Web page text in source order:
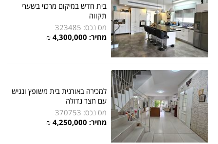
בית חדש במיקום מרכזי בשערי
תקווה
מס נכס: 323485
מחיר: 4,300,000 ₪
למכירה באורנית בית משופץ ונגיש
עם חצר גדולה
מס נכס: 370753
מחיר: 4,250,000 ₪